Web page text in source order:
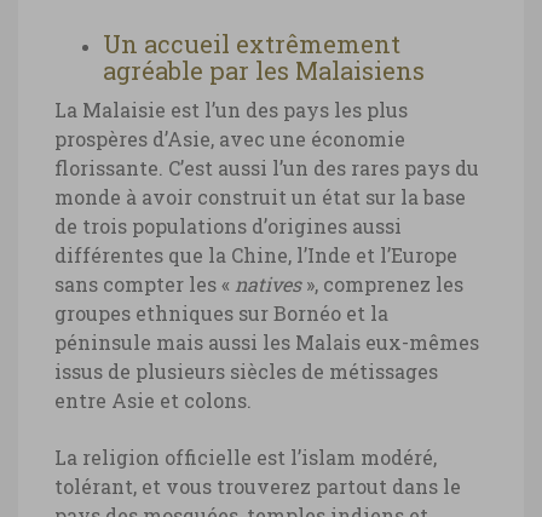
Un accueil extrêmement
agréable par les Malaisiens
La Malaisie est l’un des pays les plus
prospères d’Asie, avec une économie
florissante. C’est aussi l’un des rares pays du
monde à avoir construit un état sur la base
de trois populations d’origines aussi
différentes que la Chine, l’Inde et l’Europe
sans compter les « natives», comprenez les
groupes ethniques sur Bornéo et la
péninsule mais aussi les Malais eux-mêmes
issus de plusieurs siècles de métissages
entre Asie et colons.
La religion officielle est l’islam modéré,
tolérant, et vous trouverez partout dans le